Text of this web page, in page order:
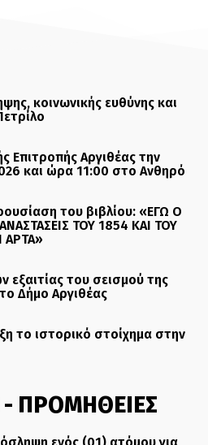
κοινωνικής ευθύνης και
Επιτροπής Αργιθέας την
και ώρα 11:00 στο Ανθηρό
του βιβλίου: «ΕΓΩ Ο
ΤΟΥ 1854 ΚΑΙ ΤΟΥ
ΑΡΤΑ»
εξαιτίας του σεισμού της
Δήμο Αργιθέας
το ιστορικό στοίχημα στην
- ΠΡΟΜΗΘΕΙΕΣ
ενός (01) ατόμου για